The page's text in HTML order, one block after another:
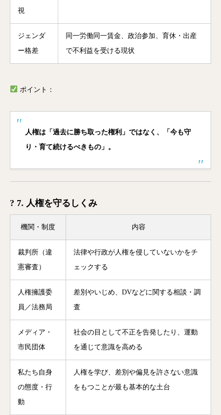
視
ジェンダ
ー格差
同一労働同一賃金、政治参加、育休・出産
で不利益を受ける現状
ポイント：
人権は「過去に勝ち取った権利」ではなく、「今も守
り・育て続けるべきもの」。
? 7. 人権を守るしくみ
機関・制度 内容
裁判所（違
憲審査）
法律や行政が人権を侵していないかをチ
ェックする
人権擁護委
員／法務局
差別やいじめ、DVなどに関する相談・調
査
メディア・
市民団体
社会の目として不正を告発したり、運動
を通じて意識を高める
私たち自身
の態度・行
動
人権を学び、差別や偏見を許さない意識
をもつことが最も基本的な土台